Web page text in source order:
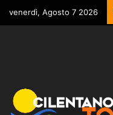
venerdì, Agosto 7 2026